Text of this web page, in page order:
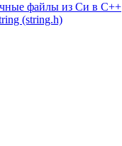
файлы из Си в С++
(string.h)